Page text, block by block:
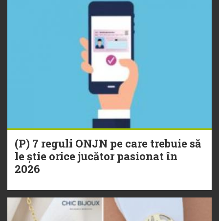
(P) 7 reguli ONJN pe care trebuie să
le știe orice jucător pasionat în
2026